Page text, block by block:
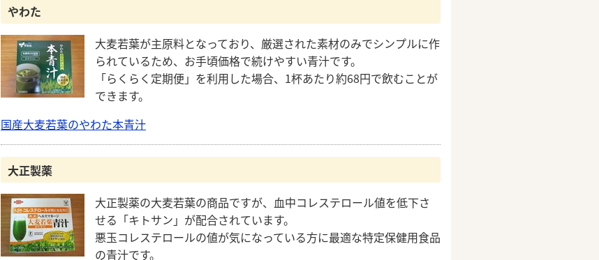
やわた
大麦若葉が主原料となっており、厳選された素材のみでシンプルに作
られているため、お手頃価格で続けやすい青汁です。
「らくらく定期便」を利用した場合、1杯あたり約68円で飲むことが
できます。
国産大麦若葉のやわた本青汁
大正製薬
大正製薬の大麦若葉の商品ですが、血中コレステロール値を低下さ
せる「キトサン」が配合されています。
悪玉コレステロールの値が気になっている方に最適な特定保健用食品
の青汁です。